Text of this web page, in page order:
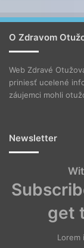
O Zdravom
Web Zdravé
priniesť ucelené
záujemci mohli
Newsletter
get
Lorem